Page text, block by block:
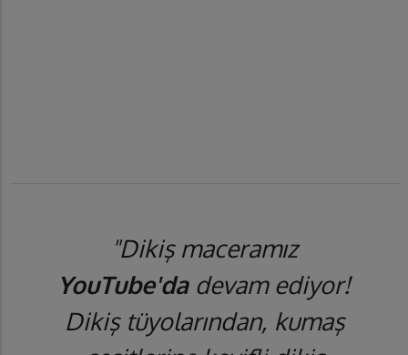
"Dikiş maceramız
YouTube'dadevam ediyor!
Dikiş tüyolarından, kumaş